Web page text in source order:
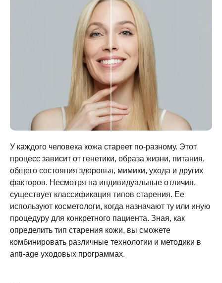
У каждого человека кожа стареет по-разному. Этот
процесс зависит от генетики, образа жизни, питания,
общего состояния здоровья, мимики, ухода и других
факторов. Несмотря на индивидуальные отличия,
существует классификация типов старения. Ее
используют косметологи, когда назначают ту или иную
процедуру для конкретного пациента. Зная, как
определить тип старения кожи, вы сможете
комбинировать различные технологии и методики в
anti-age уходовых программах.